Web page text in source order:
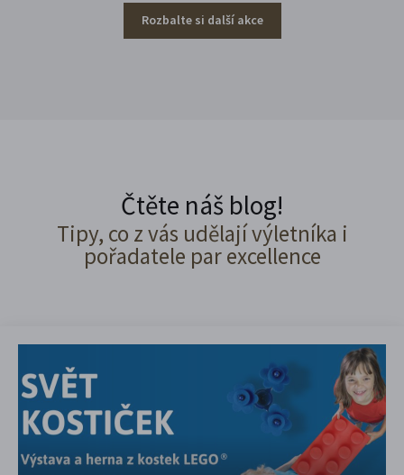
Rozbalte si další akce
Čtěte náš blog!
Tipy, co z vás udělají výletníka i
pořadatele par excellence